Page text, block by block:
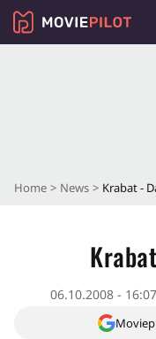
Home News Krabat -
06.10.2008 -